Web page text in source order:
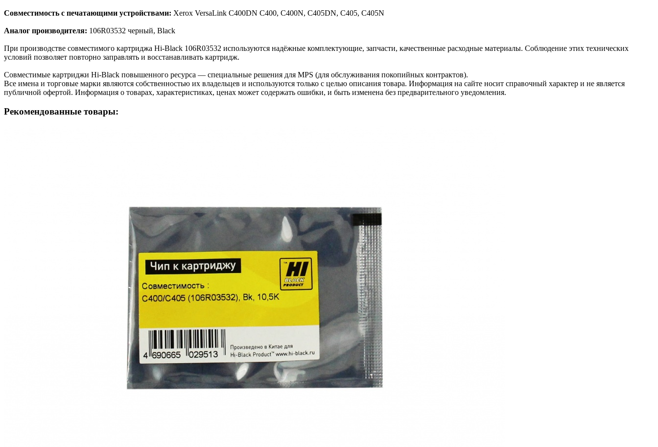
Совместимость с печатающими устройствами: Xerox VersaLink C400DN C400, C400N, C405DN, C405, C405N
Аналог производителя: 106R03532 черный, Black
При производстве совместимого картриджа Hi-Black 106R03532 используются надёжные комплектующие, запчасти, качественные расходные материалы. Соблюдение этих технических
условий позволяет повторно заправлять и восстанавливать картридж.
Cовместимые картриджи Hi-Black повышенного ресурса — специальные решения для MPS (для обслуживания покопийных контрактов).
Все имена и торговые марки являются собственностью их владельцев и используются только с целью описания товара. Информация на сайте носит справочный характер и не является
публичной офертой. Информация о товарах, характеристиках, ценах может содержать ошибки, и быть изменена без предварительного уведомления.
Рекомендованные товары: